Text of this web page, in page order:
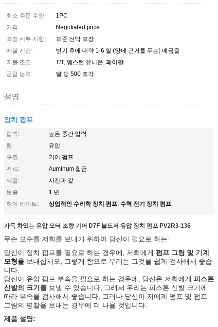
최소 주문 수량:
1PC
가격:
Negotiated price
포장 세부 사항:
표준 선박 포장
배달 시간:
받기 후에 대략 1-6 일 (양에 근거를 두는) 예금을
지불 조건:
T/T, 웨스턴 유니온, 페이팔
공급 능력:
달 당 500 조각
설명
장치 펌프
압박:
높은 중간 압력
힘:
유압
구조:
기어 펌프
자료:
Auminum 합금
색깔:
사진과 같
보증:
1 년
하이 라이트:
상업적인 수리학 장치 펌프, 수력 전기 장치 펌프
가득 차있는 유압 모터 조향 기어 D7F 불도저 유압 장치 펌프 PV2R3-136
무슨 모수를 저희를 보내기 위하여 당신이 필요로 하는:
당신이 장치 펌프를 필요로 하는 경우에, 저희에게 펌프 그림 및 기계
모형을 보내십시오, 그렇게 함으로 우리는 그것을 쉽게 검사해서 좋습
니다.
당신이 유압 펌프 부속을 필요로 하는 경우에, 당신은 저희에게 피스톤
신발의 크기를 보낼 수 있습니다, 그래서 우리는 피스톤 신발 크기에
따라 부속을 검사해서 좋습니다, 그러나 당신이 저에게 펌프 및 펌프
그림의 명찰을 보내는 경우에 더 나을 것입니다.
제품 설명: